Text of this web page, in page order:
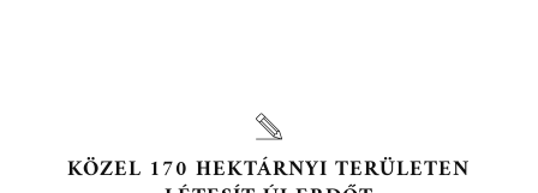
KÖZEL 170 HEKTÁRNYI TERÜLETEN